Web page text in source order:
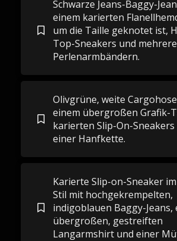
Schwarze Jeans-Baggy-
einem karierten
um die Taille geknotet ist,
Top-Sneakers und
Perlenarmbändern.
Olivgrüne, weite
einem übergroßen Grafik-
karierten Slip-On-Sneakers
einer Hanfkette.
Karierte Slip-on-Sneaker
Stil mit hochgekrempelten,
indigoblauen Baggy-Jeans,
übergroßen, gestreiften
Langarmshirt und einer